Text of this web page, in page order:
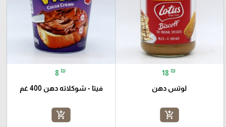
18 ₪
لوتس دهن
add_shopping_cart
8 ₪
فيتا - شوكلاته دهن 400 غم
add_shopping_cart